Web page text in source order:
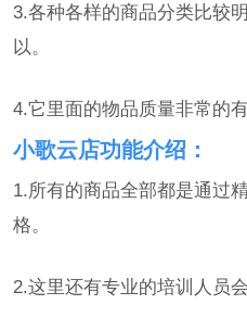
3.各种各样的商品分类比较
以。
4.它里面的物品质量非常的
小歌云店功能介绍：
1.所有的商品全部都是通过
格。
2.这里还有专业的培训人员